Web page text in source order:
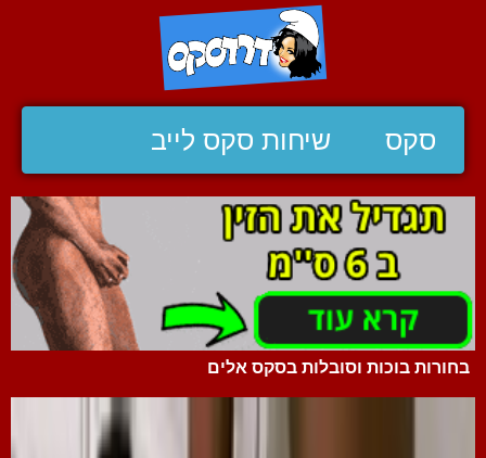
סקס שיחות סקס לייב
בחורות בוכות וסובלות בסקס אלים